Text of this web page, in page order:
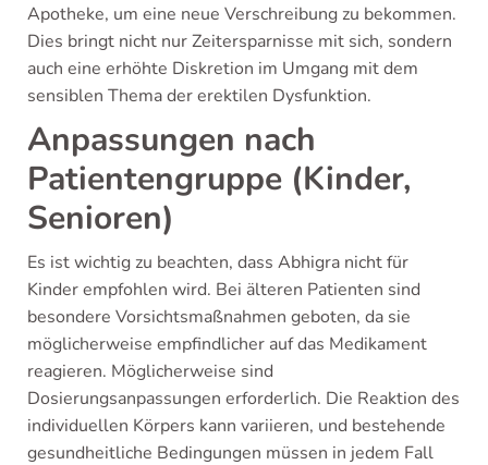
Apotheke, um eine neue Verschreibung zu bekommen.
Dies bringt nicht nur Zeitersparnisse mit sich, sondern
auch eine erhöhte Diskretion im Umgang mit dem
sensiblen Thema der erektilen Dysfunktion.
Anpassungen nach
Patientengruppe (Kinder,
Senioren)
Es ist wichtig zu beachten, dass Abhigra nicht für
Kinder empfohlen wird. Bei älteren Patienten sind
besondere Vorsichtsmaßnahmen geboten, da sie
möglicherweise empfindlicher auf das Medikament
reagieren. Möglicherweise sind
Dosierungsanpassungen erforderlich. Die Reaktion des
individuellen Körpers kann variieren, und bestehende
gesundheitliche Bedingungen müssen in jedem Fall